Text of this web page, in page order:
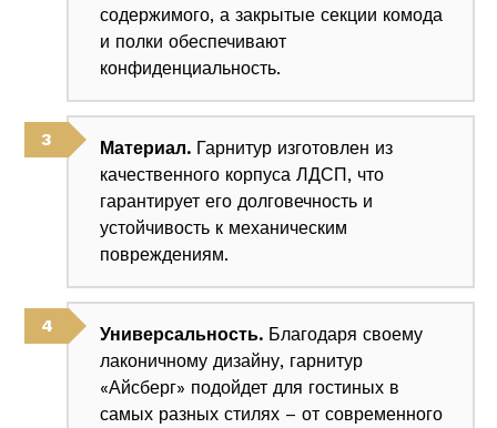
содержимого, а закрытые секции комода
и полки обеспечивают
конфиденциальность.
Материал. Гарнитур изготовлен из
качественного корпуса ЛДСП, что
гарантирует его долговечность и
устойчивость к механическим
повреждениям.
Универсальность. Благодаря своему
лаконичному дизайну, гарнитур
«Айсберг» подойдет для гостиных в
самых разных стилях – от современного